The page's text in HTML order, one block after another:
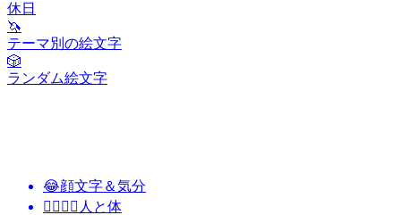
休日
🦄
テーマ別の絵文字
🎲
ランダム絵文字
😂顔文字＆気分
👩‍❤️‍💋‍👨 人と体